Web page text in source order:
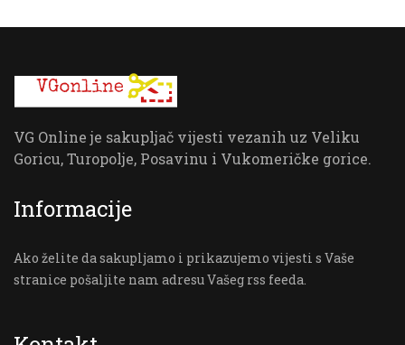
VG Online je sakupljač vijesti vezanih uz Veliku
Goricu, Turopolje, Posavinu i Vukomeričke gorice.
Informacije
Ako želite da sakupljamo i prikazujemo vijesti s Vaše
stranice pošaljite nam adresu Vašeg rss feeda.